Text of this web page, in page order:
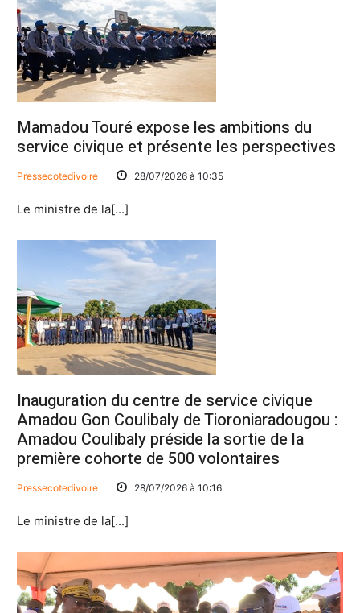
Mamadou Touré expose les ambitions du
service civique et présente les perspectives
Pressecotedivoire 28/07/2026 à 10:35
Le ministre de la[...]
Inauguration du centre de service civique
Amadou Gon Coulibaly de Tioroniaradougou :
Amadou Coulibaly préside la sortie de la
première cohorte de 500 volontaires
Pressecotedivoire 28/07/2026 à 10:16
Le ministre de la[...]